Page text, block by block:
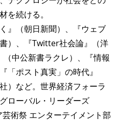
POP CULTURE JP-SOCIETY
ARTICLES
を続ける。
』（朝日新聞）、『ウェブ
）、『Twitter社会論』（洋
中公新書ラクレ）、『情報
「ポスト真実」の時代』
）など。世界経済フォーラ
ローバル・リーダーズ
術祭 エンターテイメント部